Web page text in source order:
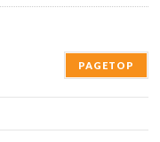
PAGETOP